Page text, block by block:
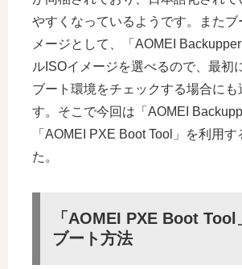
やすくなっているようです。またブ
メージとして、「AOMEI
ルISOイメージを選べるので、最初
ブート環境をチェックする場合に
す。そこで今回は「AOMEI
「AOMEI PXE Boot Tool」を利用
た。
「AOMEI PXE Boot Tool
ブート方法